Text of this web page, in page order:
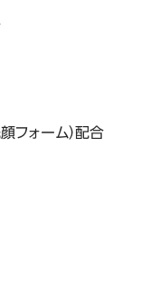
洗顔フォーム）配合
ープします。